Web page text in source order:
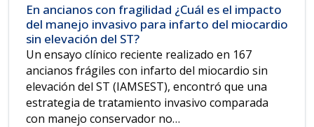
En ancianos con fragilidad ¿Cuál es el impacto
del manejo invasivo para infarto del miocardio
sin elevación del ST?
Un ensayo clínico reciente realizado en 167
ancianos frágiles con infarto del miocardio sin
elevación del ST (IAMSEST), encontró que una
estrategia de tratamiento invasivo comparada
con manejo conservador no…